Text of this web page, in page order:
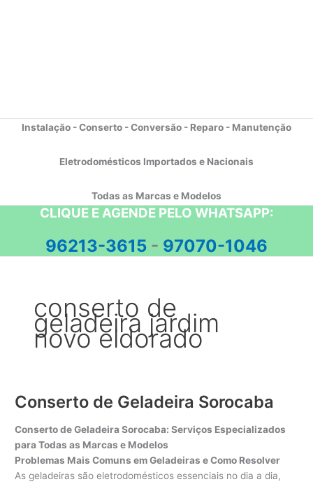
Instalação - Conserto - Conversão - Reparo - Manutenção
Eletrodomésticos Importados e Nacionais
Todas as Marcas e Modelos
CLIQUE E AGENDE PELO WHATSAPP:
96213-3615 - 97070-1046
conserto de
geladeira jardim
novo eldorado
Conserto de Geladeira Sorocaba
Conserto de Geladeira Sorocaba: Serviços Especializados
para Todas as Marcas e Modelos
Problemas Mais Comuns em Geladeiras e Como Resolver
As geladeiras são eletrodomésticos essenciais no dia a dia,